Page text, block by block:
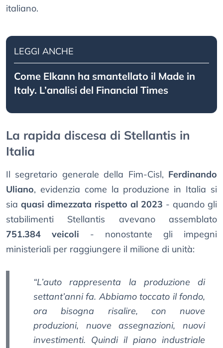
italiano.
LEGGI ANCHE
Come Elkann ha smantellato il Made in
Italy. L’analisi del Financial Times
La rapida discesa di Stellantis in
Italia
Il segretario generale della Fim-Cisl, Ferdinando
Uliano, evidenzia come la produzione in Italia si
sia quasi dimezzata rispetto al 2023 - quando gli
stabilimenti Stellantis avevano assemblato
751.384 veicoli - nonostante gli impegni
ministeriali per raggiungere il milione di unità:
“L’auto rappresenta la produzione di
settant’anni fa. Abbiamo toccato il fondo,
ora bisogna risalire, con nuove
produzioni, nuove assegnazioni, nuovi
investimenti. Quindi il piano industriale